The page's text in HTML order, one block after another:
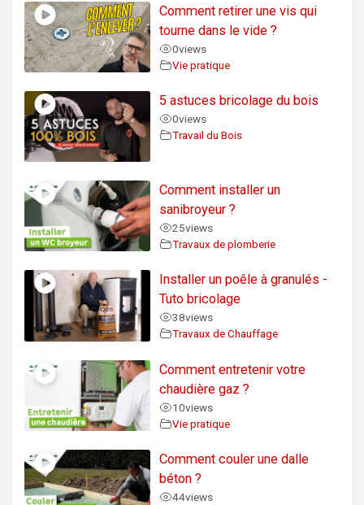
Comment retirer une vis qui
tourne dans le vide ?
0views
Vie pratique
5 astuces bricolage du bois
0views
Travail du Bois
Comment installer un
sanibroyeur ?
25views
Travaux de plomberie
Installer un poêle à granulés -
Tuto bricolage
38views
Travaux de Chauffage
Comment entretenir votre
chaudière gaz ?
10views
Vie pratique
Comment couler une dalle
béton ?
44views